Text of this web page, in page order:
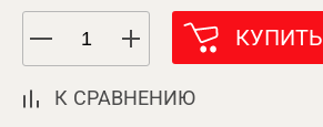
КУПИТЬ
К СРАВНЕНИЮ